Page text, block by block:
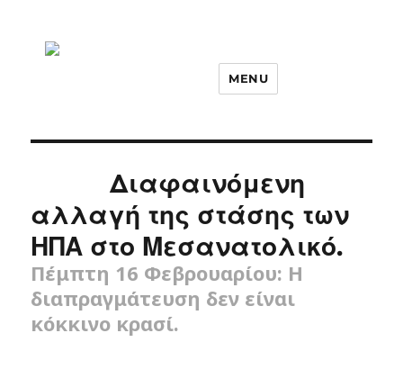
MENU
Διαφαινόμενη
αλλαγή της στάσης των
ΗΠΑ στο Μεσανατολικό.
Πέμπτη 16 Φεβρουαρίου: Η
διαπραγμάτευση δεν είναι
κόκκινο κρασί.